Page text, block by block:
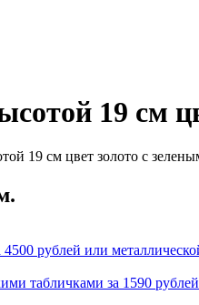
19 см
19 см цвет золото с
рублей или
табличками за 1590 рублей